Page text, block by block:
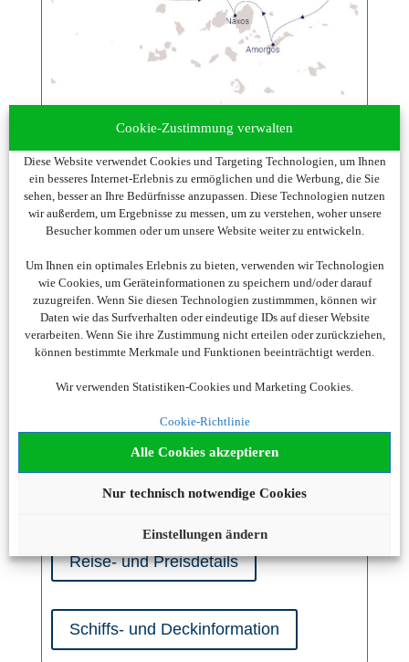
Cookie-Zustimmung verwalten
Diese Website verwendet Cookies und Targeting Technologien, um Ihnen
ein besseres Internet-Erlebnis zu ermöglichen und die Werbung, die Sie
sehen, besser an Ihre Bedürfnisse anzupassen. Diese Technologien nutzen
wir außerdem, um Ergebnisse zu messen, um zu verstehen, woher unsere
Besucher kommen oder um unsere Website weiter zu entwickeln.
Um Ihnen ein optimales Erlebnis zu bieten, verwenden wir Technologien
wie Cookies, um Geräteinformationen zu speichern und/oder darauf
zuzugreifen. Wenn Sie diesen Technologien zustimmmen, können wir
Daten wie das Surfverhalten oder eindeutige IDs auf dieser Website
verarbeiten. Wenn Sie ihre Zustimmung nicht erteilen oder zurückziehen,
können bestimmte Merkmale und Funktionen beeinträchtigt werden.
Wir verwenden Statistiken-Cookies und Marketing Cookies.
Cookie-Richtlinie
Alle Cookies akzeptieren
Nur technisch notwendige Cookies
Einstellungen ändern
Die Inseln des Lichts
Athen – Athen
23.08. – 30.08.2025, 7 Nächte (SCII-2532)
30.08. – 06.09.2025, 7 Nächte (SCII-2533)
Höhepunkte der Reise
UNESCO-Weltkulturerbe Johanneskloster auf
Grundpreis pro Person
ab 4.585,- €
Reise- und Preisdetails
Schiffs- und Deckinformation